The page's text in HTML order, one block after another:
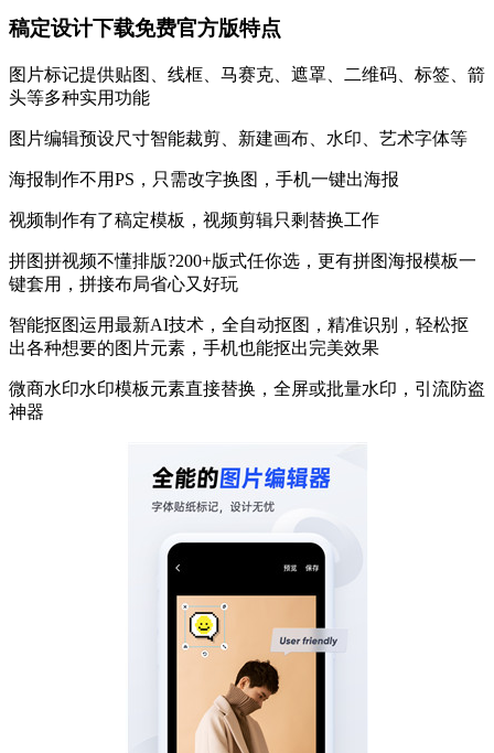
稿定设计下载免费官方版特点
图片标记提供贴图、线框、马赛克、遮罩、二维码、标签、箭
头等多种实用功能
图片编辑预设尺寸智能裁剪、新建画布、水印、艺术字体等
海报制作不用PS，只需改字换图，手机一键出海报
视频制作有了稿定模板，视频剪辑只剩替换工作
拼图拼视频不懂排版?200+版式任你选，更有拼图海报模板一
键套用，拼接布局省心又好玩
智能抠图运用最新AI技术，全自动抠图，精准识别，轻松抠
出各种想要的图片元素，手机也能抠出完美效果
微商水印水印模板元素直接替换，全屏或批量水印，引流防盗
神器